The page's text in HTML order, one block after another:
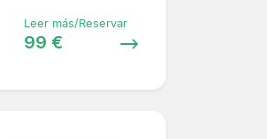
Leer más/Reservar
99 €